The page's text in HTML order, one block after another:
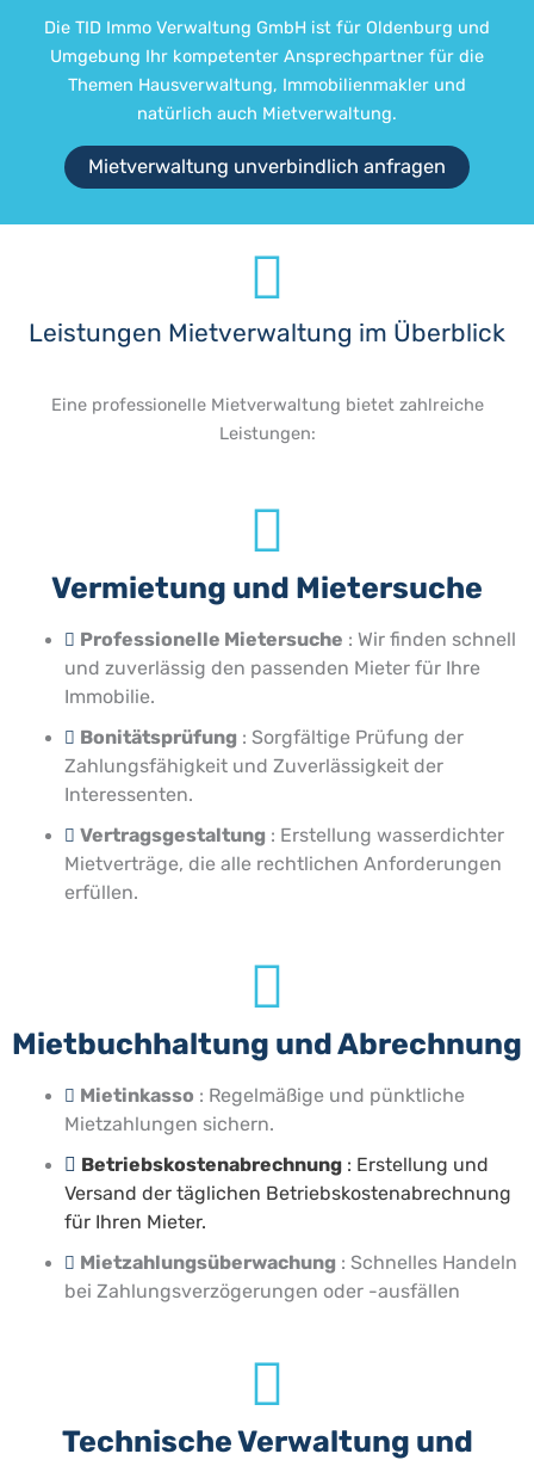
Die TID Immo Verwaltung GmbH ist für Oldenburg und
Umgebung Ihr kompetenter Ansprechpartner für die
Themen Hausverwaltung, Immobilienmakler und
natürlich auch Mietverwaltung.
Mietverwaltung unverbindlich anfragen
Leistungen Mietverwaltung im Überblick
Eine professionelle Mietverwaltung bietet zahlreiche
Leistungen:
Vermietung und Mietersuche
Professionelle Mietersuche : Wir finden schnell
und zuverlässig den passenden Mieter für Ihre
Immobilie.
Bonitätsprüfung: Sorgfältige Prüfung der
Zahlungsfähigkeit und Zuverlässigkeit der
Interessenten.
Vertragsgestaltung: Erstellung wasserdichter
Mietverträge, die alle rechtlichen Anforderungen
erfüllen.
Mietbuchhaltung und Abrechnung
Mietinkasso : Regelmäßige und pünktliche
Mietzahlungen sichern.
Betriebskostenabrechnung: Erstellung und
Versand der täglichen Betriebskostenabrechnung
für Ihren Mieter.
Mietzahlungsüberwachung: Schnelles Handeln
bei Zahlungsverzögerungen oder -ausfällen
Technische Verwaltung und